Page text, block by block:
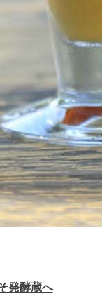
発酵蔵へ